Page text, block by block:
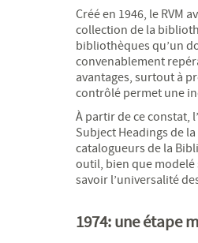
Créé en 1946, le RVM
collection de la
bibliothèques qu’un
convenablement
avantages, surtout à
contrôlé permet une
À partir de ce constat,
Subject Headings de
catalogueurs de la
outil, bien que modelé
savoir l’universalité
1974: une étape